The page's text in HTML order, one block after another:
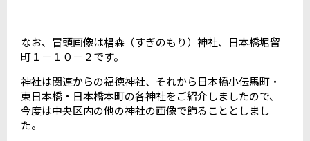
なお、冒頭画像は椙森（すぎのもり）神社、日本橋堀留
町１－１０－２です。
神社は関連からの福徳神社、それから日本橋小伝馬町・
東日本橋・日本橋本町の各神社をご紹介しましたので、
今度は中央区内の他の神社の画像で飾ることとしまし
た。